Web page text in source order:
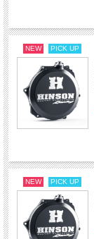
NEW PICK UP
NEW PICK UP